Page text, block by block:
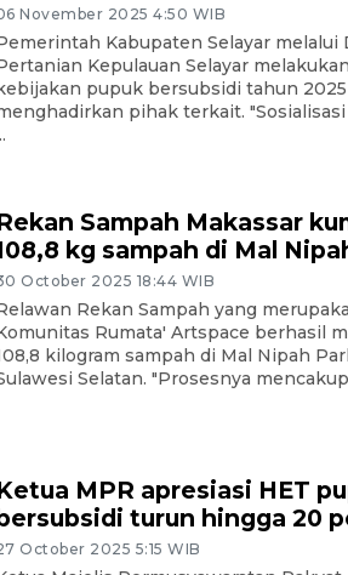
November 2025 4:50 WIB
Kabupaten Selayar melalui
Kepulauan Selayar
pupuk bersubsidi tahun
pihak terkait.
Sampah Makassar
kg sampah di Mal
October 2025 18:44 WIB
Rekan Sampah yang
Rumata' Artspace berhasil
kilogram sampah di Mal Nipah
Selatan. "Prosesnya mencakup
MPR apresiasi HET
turun hingga 20
October 2025 5:15 WIB
FOTO - Kirab
HUT ke-80 Raja